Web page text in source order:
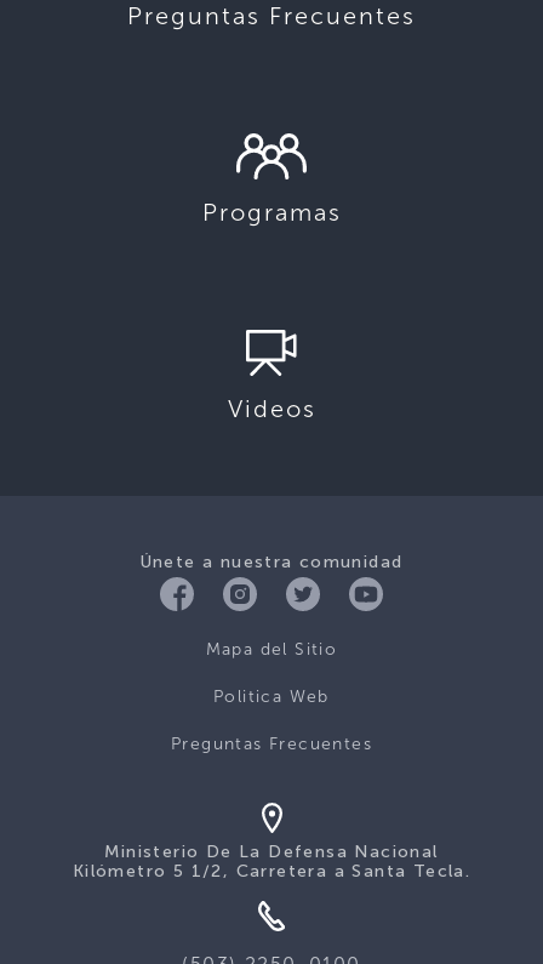
Preguntas Frecuentes
Programas
Videos
Únete a nuestra comunidad
Mapa del Sitio
Politica Web
Preguntas Frecuentes
Ministerio De La Defensa Nacional
Kilómetro 5 1/2, Carretera a Santa Tecla.